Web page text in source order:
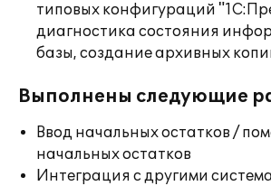
типовых конфигураций
диагностика состояния
базы, создание архивных
Выполнены следующие
Ввод начальных остатков /
начальных остатков
Интеграция с другими